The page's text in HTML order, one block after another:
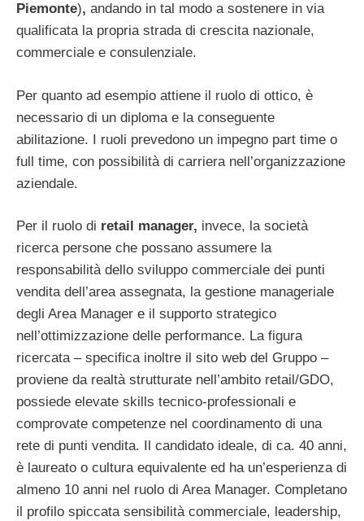
Piemonte), andando in tal modo a sostenere in via
qualificata la propria strada di crescita nazionale,
commerciale e consulenziale.
Per quanto ad esempio attiene il ruolo di ottico, è
necessario di un diploma e la conseguente
abilitazione. I ruoli prevedono un impegno part time o
full time, con possibilità di carriera nell’organizzazione
aziendale.
Per il ruolo di retail manager, invece, la società
ricerca persone che possano assumere la
responsabilità dello sviluppo commerciale dei punti
vendita dell’area assegnata, la gestione manageriale
degli Area Manager e il supporto strategico
nell’ottimizzazione delle performance. La figura
ricercata – specifica inoltre il sito web del Gruppo –
proviene da realtà strutturate nell’ambito retail/GDO,
possiede elevate skills tecnico-professionali e
comprovate competenze nel coordinamento di una
rete di punti vendita. Il candidato ideale, di ca. 40 anni,
è laureato o cultura equivalente ed ha un’esperienza di
almeno 10 anni nel ruolo di Area Manager. Completano
il profilo spiccata sensibilità commerciale, leadership,